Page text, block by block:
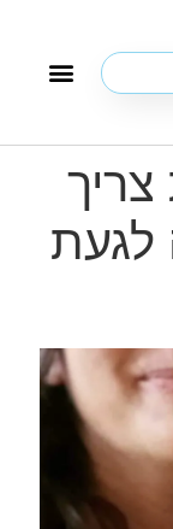
לגעת